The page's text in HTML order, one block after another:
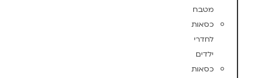
מטבח
כסאות
לחדרי
ילדים
כסאות